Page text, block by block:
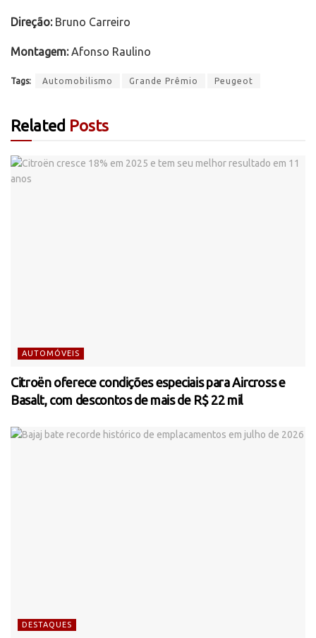
Direção:Bruno Carreiro
Montagem:Afonso Raulino
Tags: Automobilismo Grande Prêmio Peugeot
Related Posts
AUTOMÓVEIS
Citroën oferece condições especiais para Aircross e
Basalt, com descontos de mais de R$ 22 mil
DESTAQUES